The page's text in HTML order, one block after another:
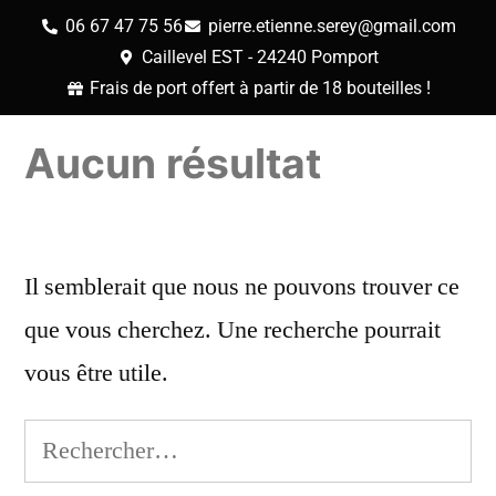
06 67 47 75 56
pierre.etienne.serey@gmail.com
Caillevel EST - 24240 Pomport
Frais de port offert à partir de 18 bouteilles !
Aucun résultat
Il semblerait que nous ne pouvons trouver ce
que vous cherchez. Une recherche pourrait
vous être utile.